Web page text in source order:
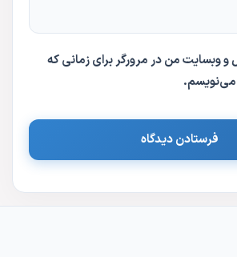
و وبسایت من در مرورگر برای زمانی که